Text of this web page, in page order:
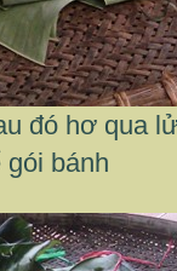
đó hơ qua
gói bánh